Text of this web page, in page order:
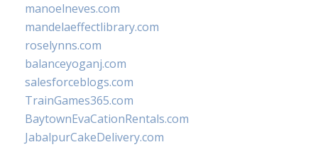
manoelneves.com
mandelaeffectlibrary.com
roselynns.com
balanceyoganj.com
salesforceblogs.com
TrainGames365.com
BaytownEvaCationRentals.com
JabalpurCakeDelivery.com